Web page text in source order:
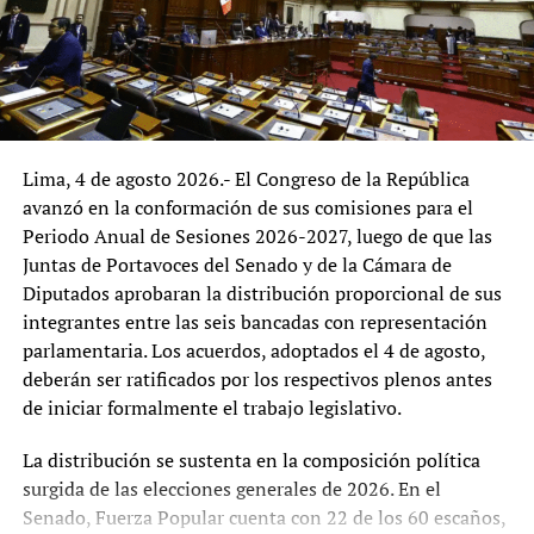
podría enriquecer el diagnóstico, al incorporar la
experiencia de quienes interactúan de manera
permanente con los servicios que brinda el ministerio.
La reorganización del MIDAGRI representa una
adecuarla a los desafíos del desarrollo agrario. El
principal reto será que las reformas logren combinar
eficiencia administrativa, alineamiento con las políticas
nacionales y una amplia participación de los actores del
sector, con el propósito de consolidar una institución
orientada a responder de manera más efectiva a las
necesidades del agro peruano.
Lima, 4 de agosto 2026.- El Congreso de la República
avanzó en la conformación de sus comisiones para el
Periodo Anual de Sesiones 2026-2027, luego de que las
Juntas de Portavoces del Senado y de la Cámara de
Diputados aprobaran la distribución proporcional de sus
integrantes entre las seis bancadas con representación
parlamentaria. Los acuerdos, adoptados el 4 de agosto,
deberán ser ratificados por los respectivos plenos antes
de iniciar formalmente el trabajo legislativo.
La distribución se sustenta en la composición política
surgida de las elecciones generales de 2026. En el
Senado, Fuerza Popular cuenta con 22 de los 60 escaños,